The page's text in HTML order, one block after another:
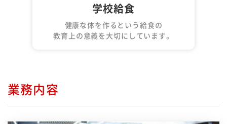
学校給食
健康な体を作るという給食の
教育上の意義を大切にしています。
業務内容